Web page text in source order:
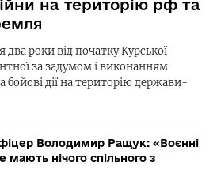
на територію рф та
роки від початку Курської
за задумом і виконанням
бойові дії на територію держави-
Володимир Ращук: «Воєнні
мають нічого спільного з